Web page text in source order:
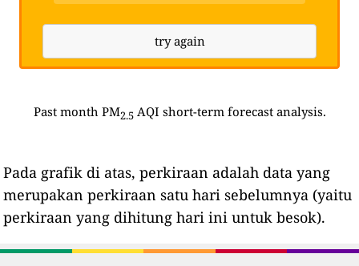
try again
Past month PM2.5 AQI short-term forecast analysis.
Pada grafik di atas, perkiraan adalah data yang
merupakan perkiraan satu hari sebelumnya (yaitu
perkiraan yang dihitung hari ini untuk besok).